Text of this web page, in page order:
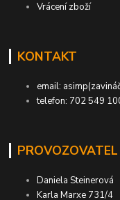
Vrácení zboží
KONTAKT
email:
telefon: 702 549
PROVOZOVATEL
Daniela Steinerová
Karla Marxe 731/4